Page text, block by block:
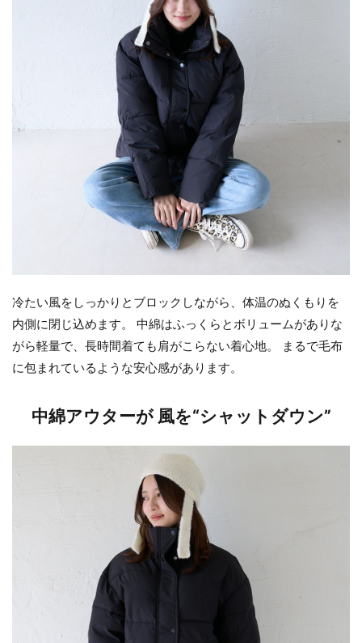
冷たい風をしっかりとブロックしながら、体温のぬくもりを
内側に閉じ込めます。 中綿はふっくらとボリュームがありな
がら軽量で、長時間着ても肩がこらない着心地。 まるで毛布
に包まれているような安心感があります。
中綿アウターが 風を“シャットダウン”